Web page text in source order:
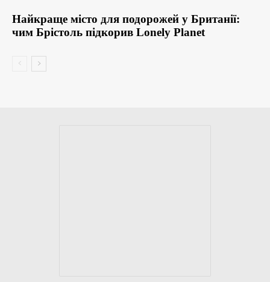
Найкраще місто для подорожей у Британії:
чим Брістоль підкорив Lonely Planet